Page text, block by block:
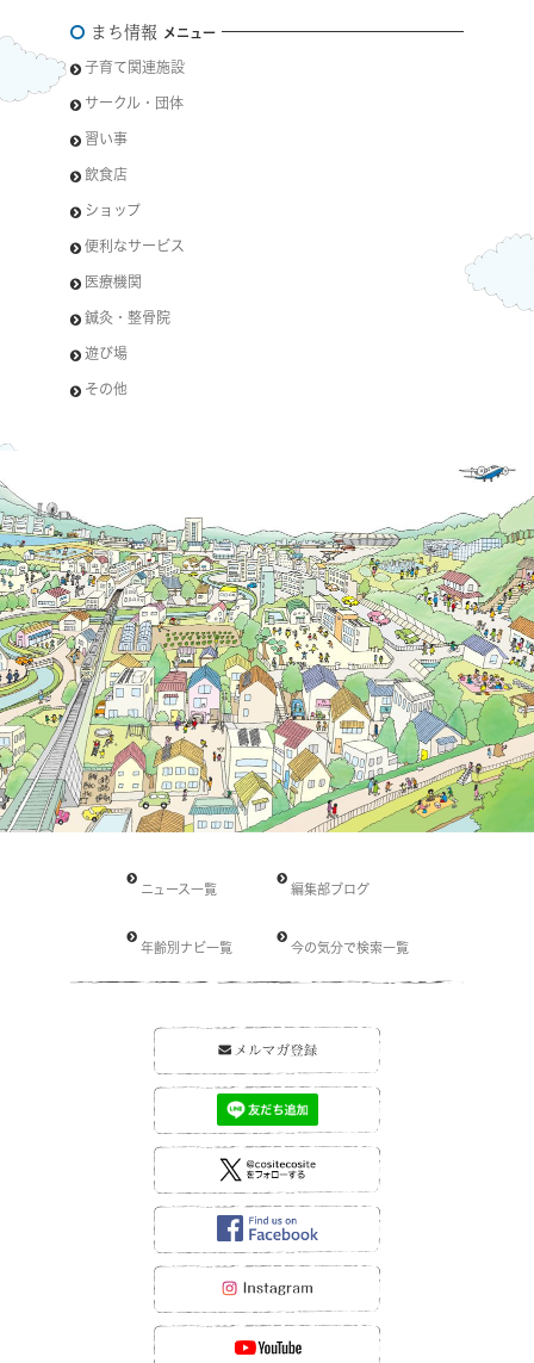
まち情報 メニュー
子育て関連施設
サークル・団体
習い事
飲食店
ショップ
便利なサービス
医療機関
鍼灸・整骨院
遊び場
その他
ニュース一覧 編集部ブログ
年齢別ナビ一覧 今の気分で検索一覧